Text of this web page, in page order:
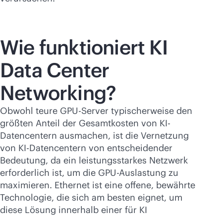
Wie funktioniert KI
Data Center
Networking?
Obwohl teure GPU-Server typischerweise den
größten Anteil der Gesamtkosten von KI-
Datencentern ausmachen, ist die Vernetzung
von KI-Datencentern von entscheidender
Bedeutung, da ein leistungsstarkes Netzwerk
erforderlich ist, um die GPU-Auslastung zu
maximieren. Ethernet ist eine offene, bewährte
Technologie, die sich am besten eignet, um
diese Lösung innerhalb einer für KI